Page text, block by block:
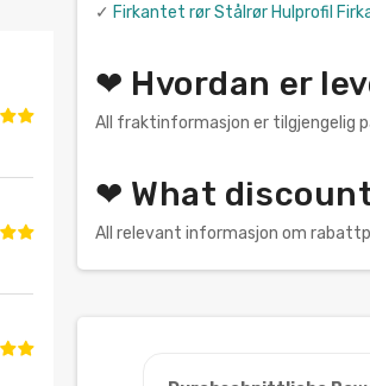
✓ Firkantet rør Stålrør Hulprofil
❤ Hvordan er
All fraktinformasjon er tilgjengelig
❤ What
All relevant informasjon om